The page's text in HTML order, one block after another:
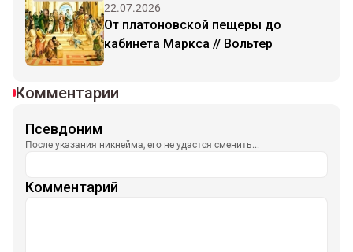
22.07.2026
От платоновской пещеры до
кабинета Маркса // Вольтер
Комментарии
Псевдоним
После указания никнейма, его не удастся сменить...
Комментарий